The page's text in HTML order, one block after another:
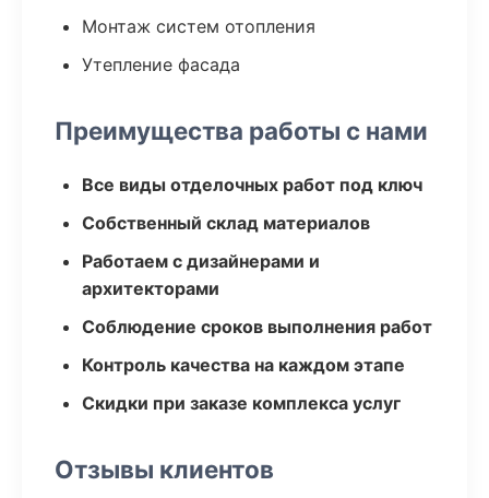
Монтаж систем отопления
Утепление фасада
Преимущества работы с нами
Все виды отделочных работ под ключ
Собственный склад материалов
Работаем с дизайнерами и
архитекторами
Соблюдение сроков выполнения работ
Контроль качества на каждом этапе
Скидки при заказе комплекса услуг
Отзывы клиентов